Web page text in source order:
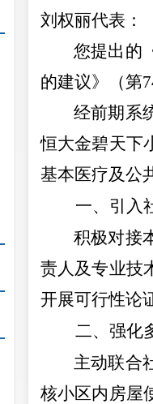
刘权丽代表 ：
您提出的
的建议》（第
经前期系
恒大金碧天下
基本医疗及公
一、引入
积极对接
责人及专业技
开展可行性论
二、强化
主动联合
核小区内房屋